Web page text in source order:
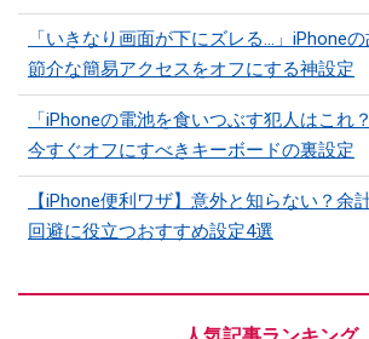
「いきなり画面が下にズレる…」iPhone
節介な簡易アクセスをオフにする神設定
「iPhoneの電池を食いつぶす犯人はこれ
今すぐオフにすべきキーボードの裏設定
【iPhone便利ワザ】意外と知らない？余
回避に役立つおすすめ設定4選